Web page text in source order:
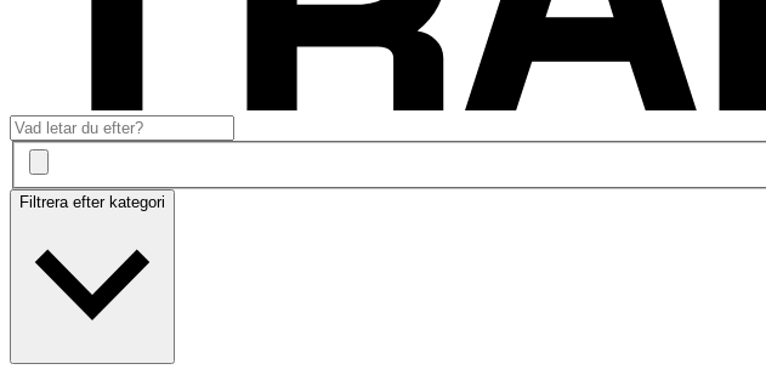
Filtrera efter kategori